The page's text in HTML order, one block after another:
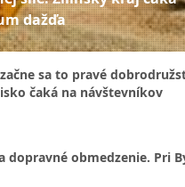
dažďa
sa to pravé
čaká na návštevníkov
dopravné obmedzenie. Pri